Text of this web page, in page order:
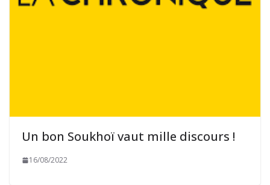
Un bon Soukhoï vaut mille discours !
16/08/2022